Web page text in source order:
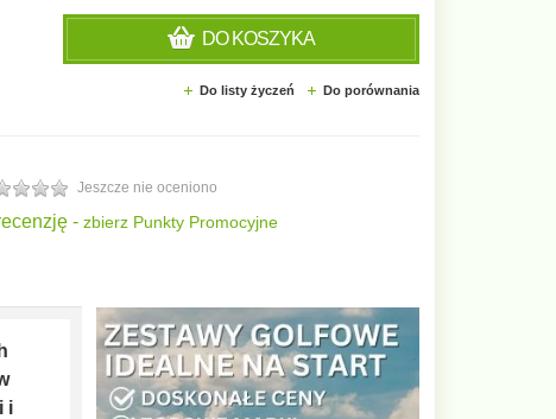
DO KOSZYKA
Do listy życzeń Do porównania
Jeszcze nie oceniono
- zbierz Punkty Promocyjne
i